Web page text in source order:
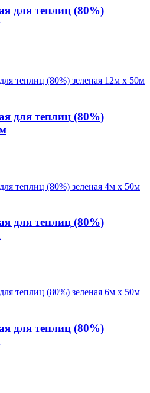
для теплиц (80%)
для теплиц (80%)
для теплиц (80%)
для теплиц (80%)